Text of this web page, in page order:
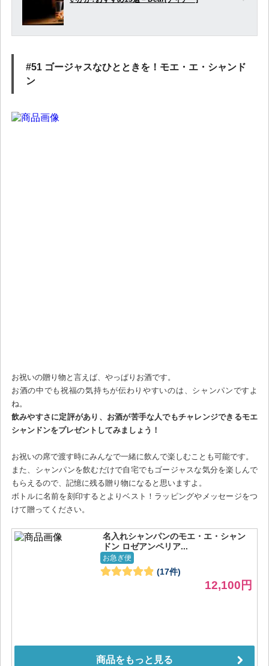
#51 ゴージャスなひとときを！モエ・エ・シャンド
ン
お祝いの贈り物と言えば、やっぱりお酒です。
お酒の中でも祝福の気持ちが伝わりやすいのは、シャンパンですよ
ね。
飲みやすさに定評があり、お酒が苦手な人でもチャレンジできるモエ
シャンドンをプレゼントしてみましょう！
お祝いの席で渡す時にみんなで一緒に飲んで楽しむことも可能です。
また、シャンパンを飲むだけで自宅でもゴージャスな気分を楽しんで
もらえるので、記憶に残る贈り物になると思いますよ。
ボトルに名前を刻印するとよりベスト！ラッピングやメッセージをつ
けて贈ってください。